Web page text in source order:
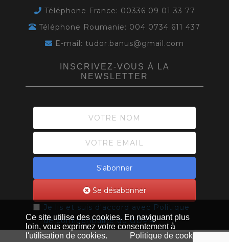
Téléphone France: 00336 09 01 33 77
Téléphone Roumanie: 004 0734 611 437
E-mail: tudor.banus@gmail.com
INSCRIVEZ-VOUS À LA
NEWSLETTER
S'abonner
Se désabonner
Je lis et suis d'accord avec Politique
de confidentialité du GDPR
Ce site utilise des cookies. En naviguant plus
loin, vous exprimez votre consentement à
l'utilisation de cookies.
Politique de cookies